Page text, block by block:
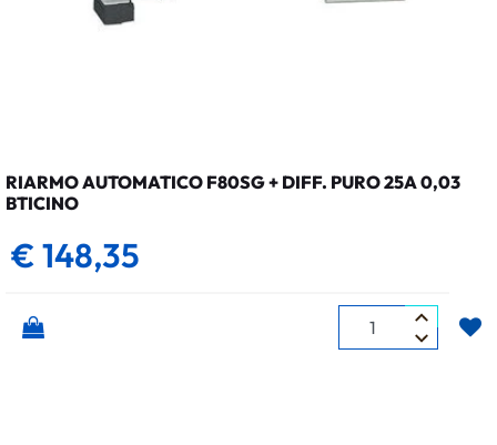
RIARMO AUTOMATICO F80SG + DIFF. PURO 25A 0,03
BTICINO
€ 148,35
Quantità